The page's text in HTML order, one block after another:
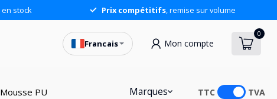
en stock Prix compétitifs, remise sur volume
Francais Mon compte
0
Mousse PU Marques TTC TVA